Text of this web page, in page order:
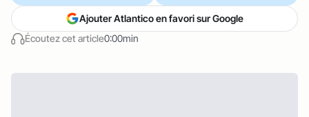
Écoutez cet article0:00min
Ajouter Atlantico en favori sur Google